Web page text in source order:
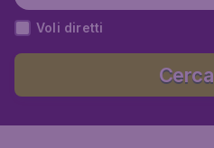
Voli diretti
Cerca